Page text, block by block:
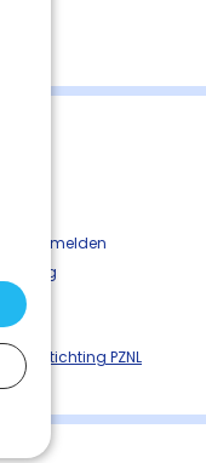
melden
© Stichting PZNL